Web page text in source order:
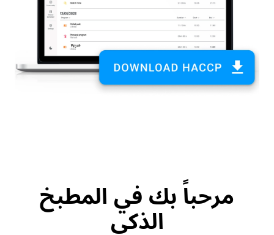
مرحباً بك في المطبخ
الذكي